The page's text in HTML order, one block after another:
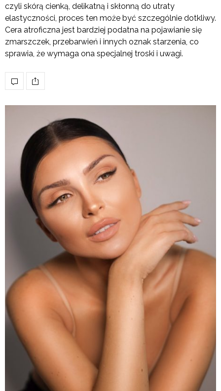
czyli skórą cienką, delikatną i skłonną do utraty
elastyczności, proces ten może być szczególnie dotkliwy.
Cera atroficzna jest bardziej podatna na pojawianie się
zmarszczek, przebarwień i innych oznak starzenia, co
sprawia, że wymaga ona specjalnej troski i uwagi.